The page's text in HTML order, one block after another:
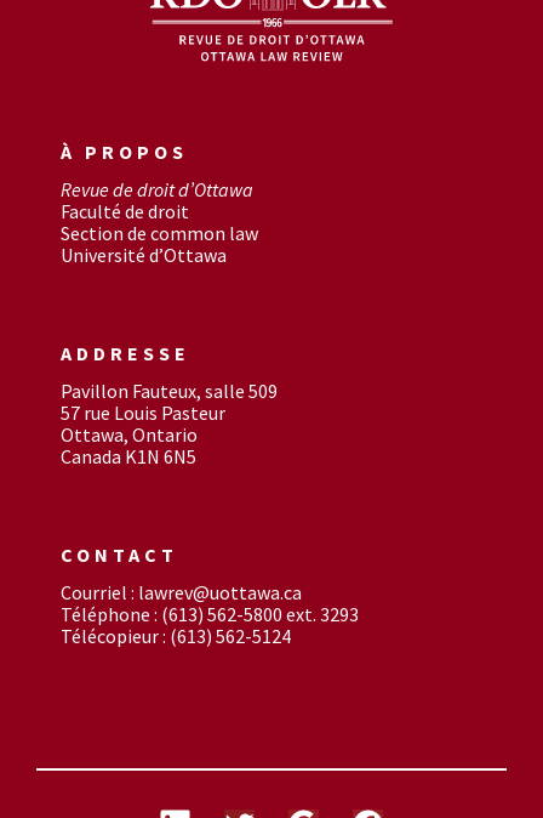
À PROPOS
Revue de droit d’Ottawa
Faculté de droit
Section de common law
Université d’Ottawa
ADDRESSE
Pavillon Fauteux, salle 509
57 rue Louis Pasteur
Ottawa, Ontario
Canada K1N 6N5
CONTACT
Courriel : lawrev@uottawa.ca
Téléphone : (613) 562-5800 ext. 3293
Télécopieur : (613) 562-5124